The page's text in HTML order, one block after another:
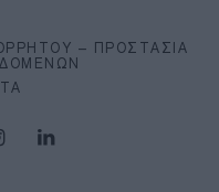
– ΠΡΟΣΤΑΣΊΑ